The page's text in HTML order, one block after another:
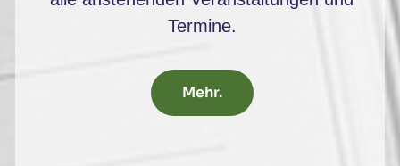
Termine.
Mehr.